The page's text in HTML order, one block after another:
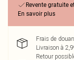
Revente gratuite
En savoir plus
Frais de
Livraison à
Retour